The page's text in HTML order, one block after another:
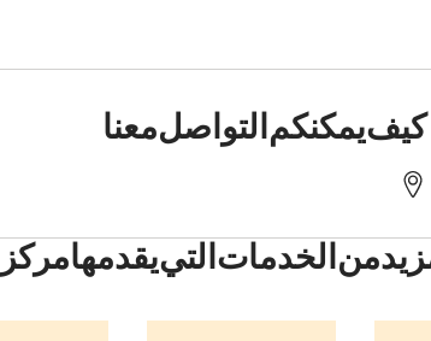
كيف يمكنكم التواصل معنا
من الخدمات التي يقدمها